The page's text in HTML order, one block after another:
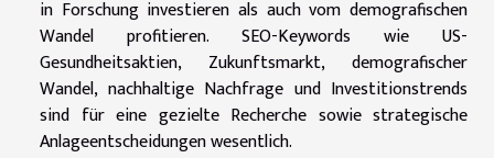
in Forschung investieren als auch vom demografischen
Wandel profitieren. SEO-Keywords wie US-
Gesundheitsaktien, Zukunftsmarkt, demografischer
Wandel, nachhaltige Nachfrage und Investitionstrends
sind für eine gezielte Recherche sowie strategische
Anlageentscheidungen wesentlich.